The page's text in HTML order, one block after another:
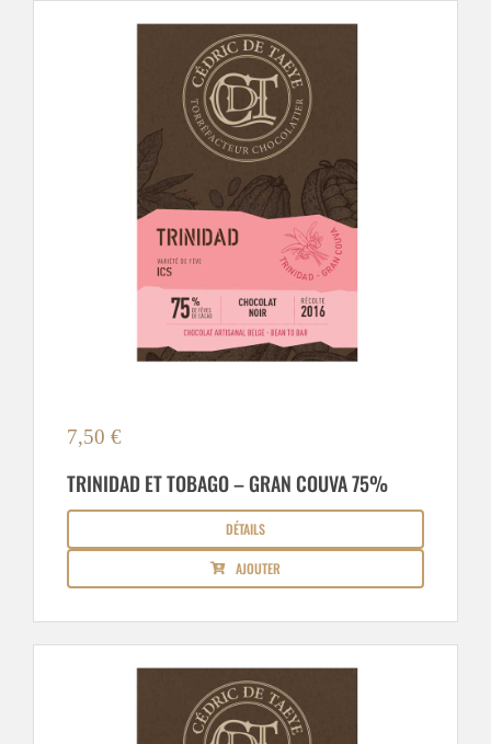
7,50 €
TRINIDAD ET TOBAGO – GRAN COUVA 75%
DÉTAILS
AJOUTER